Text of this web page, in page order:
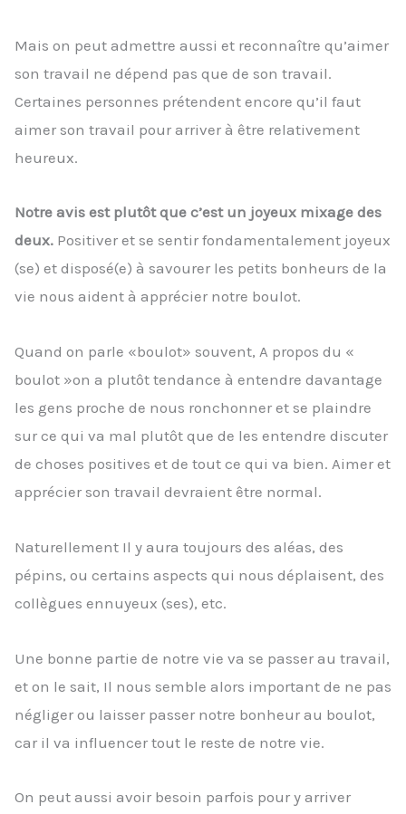
Mais on peut admettre aussi et reconnaître qu’aimer
son travail ne dépend pas que de son travail.
Certaines personnes prétendent encore qu’il faut
aimer son travail pour arriver à être relativement
heureux.
Notre avis est plutôt que c’est un joyeux mixage des
deux. Positiver et se sentir fondamentalement joyeux
(se) et disposé(e) à savourer les petits bonheurs de la
vie nous aident à apprécier notre boulot.
Quand on parle «boulot» souvent, A propos du «
boulot »on a plutôt tendance à entendre davantage
les gens proche de nous ronchonner et se plaindre
sur ce qui va mal plutôt que de les entendre discuter
de choses positives et de tout ce qui va bien. Aimer et
apprécier son travail devraient être normal.
Naturellement Il y aura toujours des aléas, des
pépins, ou certains aspects qui nous déplaisent, des
collègues ennuyeux (ses), etc.
Une bonne partie de notre vie va se passer au travail,
et on le sait, Il nous semble alors important de ne pas
négliger ou laisser passer notre bonheur au boulot,
car il va influencer tout le reste de notre vie.
On peut aussi avoir besoin parfois pour y arriver